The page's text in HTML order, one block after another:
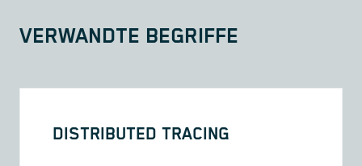
VERWANDTE BEGRIFFE
DISTRIBUTED TRACING